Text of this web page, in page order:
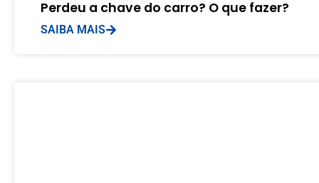
Perdeu a chave do carro? O que fazer?
SAIBA MAIS